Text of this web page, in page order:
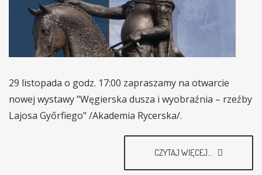
29 listopada o godz. 17:00 zapraszamy na otwarcie
nowej wystawy "Węgierska dusza i wyobraźnia – rzeźby
Lajosa Győrfiego" /Akademia Rycerska/.
CZYTAJ WIĘCEJ...